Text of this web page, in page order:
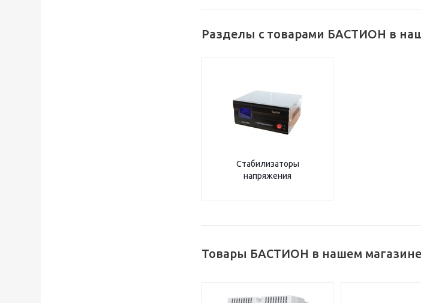
Разделы с товарами БАСТИОН в
Стабилизаторы
напряжения
Товары БАСТИОН в нашем магазине